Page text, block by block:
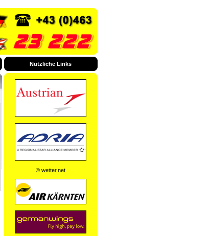
Nützliche Links
© wetter.net